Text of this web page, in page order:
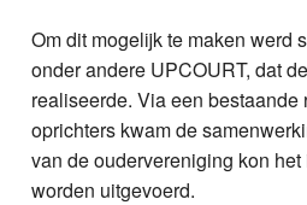
Om dit mogelijk te maken werd
onder andere UPCOURT, dat
realiseerde. Via een bestaande
oprichters kwam de
van de oudervereniging kon
worden uitgevoerd.